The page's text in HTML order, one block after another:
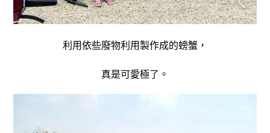
利用依些廢物利用製作成的螃蟹，
真是可愛極了。